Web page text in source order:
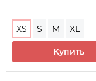
XS S M XL
Купить